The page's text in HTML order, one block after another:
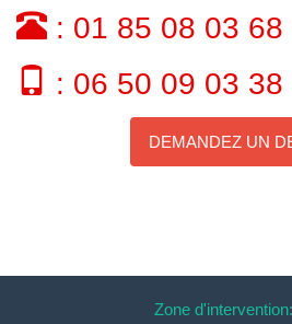
: 01 85 08 03 68
: 06 50 09 03 38
DEMANDEZ UN
Zone